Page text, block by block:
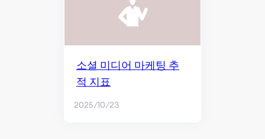
소셜 미디어 마케팅 추
적 지표
2025/10/23